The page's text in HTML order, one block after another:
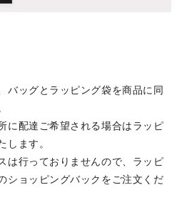
バッグとラッピング袋を商品に同
に配達ご希望される場合はラッピ
します。
は行っておりませんので、ラッピ
ショッピングバックをご注文くだ